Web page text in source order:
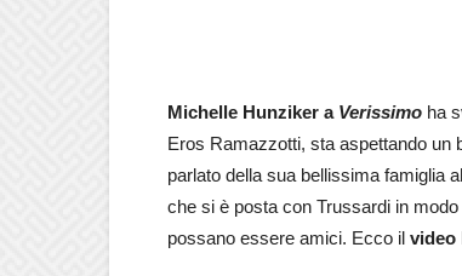
Michelle Hunziker a Verissimo ha
Eros Ramazzotti, sta aspettando un
parlato della sua bellissima famiglia
che si è posta con Trussardi in
possano essere amici. Ecco il video